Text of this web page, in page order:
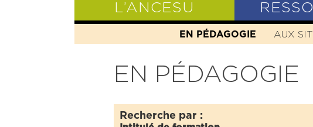
L’ANCESU
PRÉSENTATION
EN PÉDAGOGIE AUX
EN PÉDAGOGIE
Recherche par :